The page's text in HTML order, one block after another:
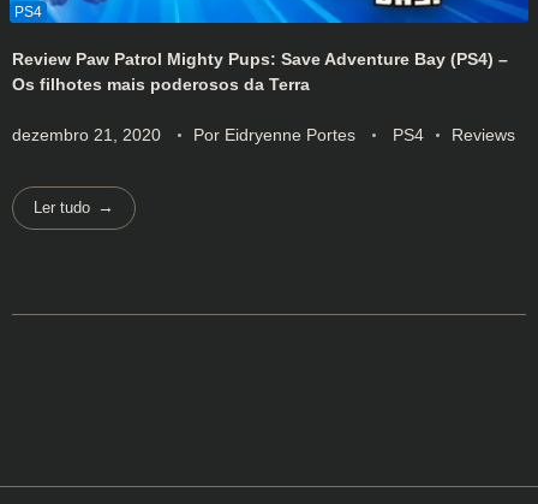
Review Paw Patrol Mighty Pups: Save Adventure Bay (PS4) –
Os filhotes mais poderosos da Terra
dezembro 21, 2020 Por Eidryenne Portes PS4 Reviews
Ler tudo